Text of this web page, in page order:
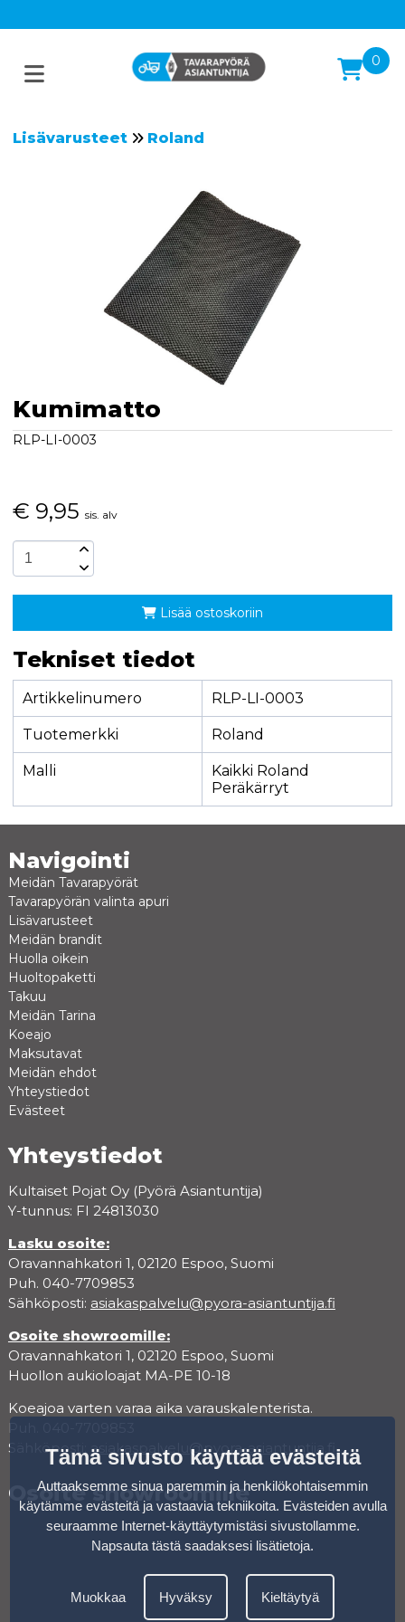
0
Lisävarusteet Roland
Kumimatto
RLP-LI-0003
€ 9,95 sis. alv
Lisää ostoskoriin
Tekniset tiedot
Artikkelinumero RLP-LI-0003
Tuotemerkki Roland
Malli
Kaikki Roland
Peräkärryt
Navigointi
Meidän Tavarapyörät
Tavarapyörän valinta apuri
Lisävarusteet
Meidän brandit
Huolla oikein
Huoltopaketti
Takuu
Meidän Tarina
Koeajo
Maksutavat
Meidän ehdot
Yhteystiedot
Evästeet
Yhteystiedot
Kultaiset Pojat Oy (Pyörä Asiantuntija)
Y-tunnus: FI 24813030
Lasku osoite:
Oravannahkatori 1, 02120 Espoo, Suomi
Puh. 040-7709853
Sähköposti: asiakaspalvelu@pyora-asiantuntija.fi
Osoite showroomille:
Oravannahkatori 1, 02120 Espoo, Suomi
Huollon aukioloajat MA-PE 10-18
Koeajoa varten varaa aika varauskalenterista.
Sähköposti: asiakaspalvelu@pyora-asiantuntija.fi
Osoite showroomille
Tämä sivusto käyttää evästeitä
Auttaaksemme sinua paremmin ja henkilökohtaisemmin
käytämme evästeitä ja vastaavia tekniikoita. Evästeiden avulla
seuraamme Internet-käyttäytymistäsi sivustollamme.
Napsauta tästä saadaksesi lisätietoja.
Muokkaa Hyväksy Kieltäytyä